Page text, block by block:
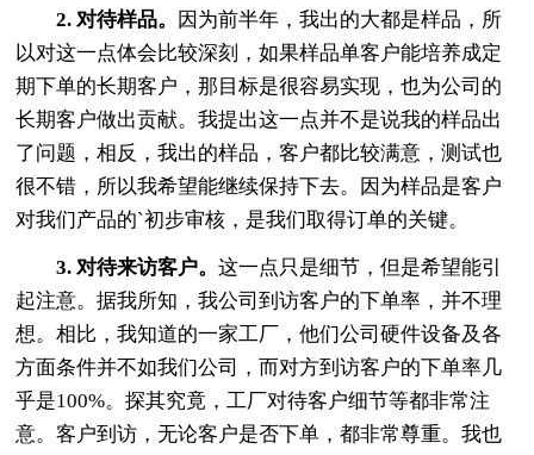
2. 对待样品。 因为前半年，我出的大都是样品，所
以对这一点体会比较深刻，如果样品单客户能培养成定
期下单的长期客户，那目标是很容易实现，也为公司的
长期客户做出贡献。我提出这一点并不是说我的样品出
了问题，相反，我出的样品，客户都比较满意，测试也
很不错，所以我希望能继续保持下去。因为样品是客户
对我们产品的`初步审核，是我们取得订单的关键。
3. 对待来访客户。这一点只是细节，但是希望能引
起注意。据我所知，我公司到访客户的下单率，并不理
想。相比，我知道的一家工厂，他们公司硬件设备及各
方面条件并不如我们公司，而对方到访客户的下单率几
乎是100%。探其究竟，工厂对待客户细节等都非常注
意。客户到访，无论客户是否下单，都非常尊重。我也